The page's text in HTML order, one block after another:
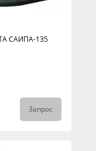
САИПА-135
Запрос